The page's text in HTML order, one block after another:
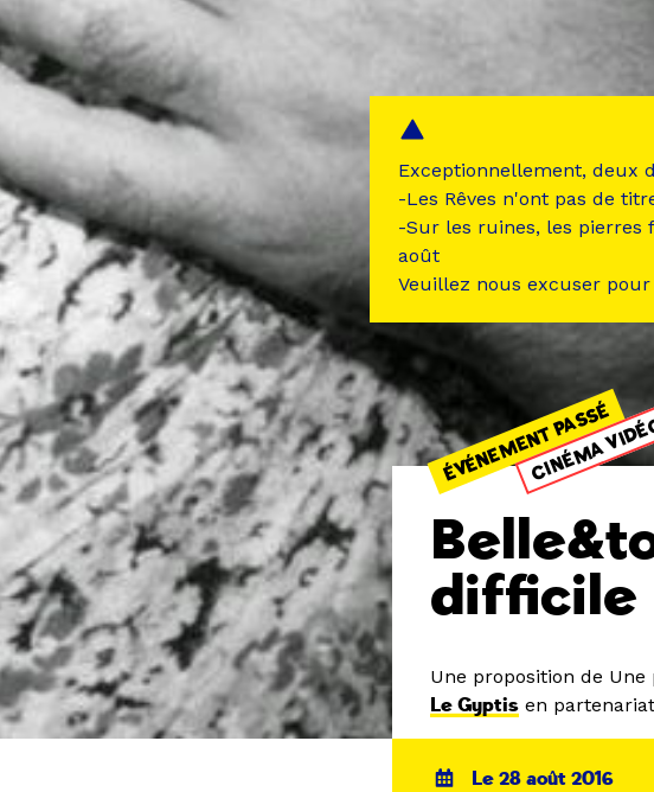
ÉVÉNEMENT PASSÉ
CINÉMA
difficile
Une proposition de
Le Gyptis en
Le 28 août 2016
Exceptionnellement, deux
-Les Rêves n'ont pas de
-Sur les ruines, les pierres
août
Veuillez nous excuser pour